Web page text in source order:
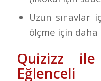
Uzun sınavlar
ölçme için daha
Quizizz
Eğlenceli